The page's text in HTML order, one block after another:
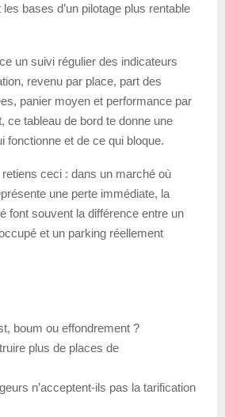
bases d’un pilotage plus rentable
un suivi régulier des indicateurs
revenu par place, part des
panier moyen et performance par
ce tableau de bord te donne une
fonctionne et de ce qui bloque.
ceci : dans un marché où
une perte immédiate, la
font souvent la différence entre un
et un parking réellement
boum ou effondrement ?
plus de places de
n’acceptent-ils pas la tarification